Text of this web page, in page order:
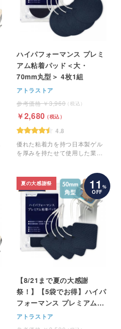
ハイパフォーマンス プレミ
アム粘着パッド＜大・
70mm丸型＞ 4枚1組
アトラストア
3,960
2,680
4.8
優れた粘着力を持つ日本製ゲル
を厚みを持たせて使用した業務
【8/21まで夏の大感謝
祭！】【5袋でお得】ハイパ
フォーマンス プレミアム粘
着パッド＜中・50mm角型
＞ 4枚1組
アトラストア
夏の大感謝祭 11 %
OFF